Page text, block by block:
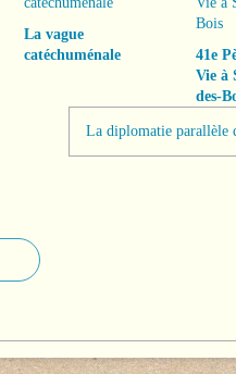
La vague
catéchuménale
41e
Vie à
des-
La diplomatie parallèle